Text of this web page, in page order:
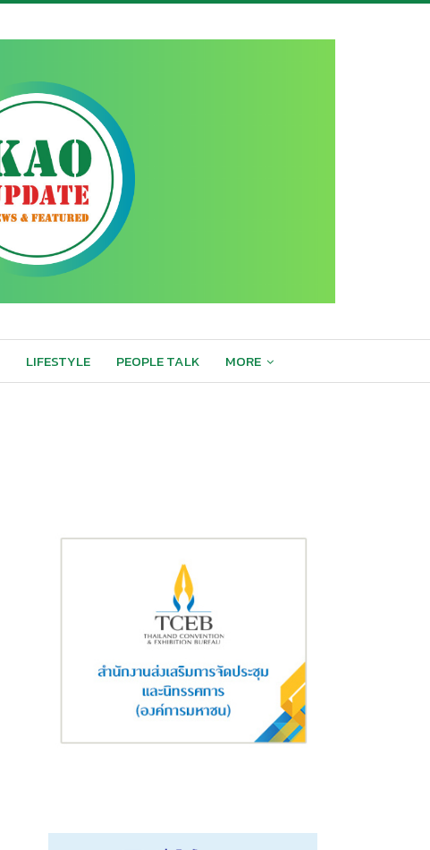
LIFESTYLE PEOPLE TALK MORE